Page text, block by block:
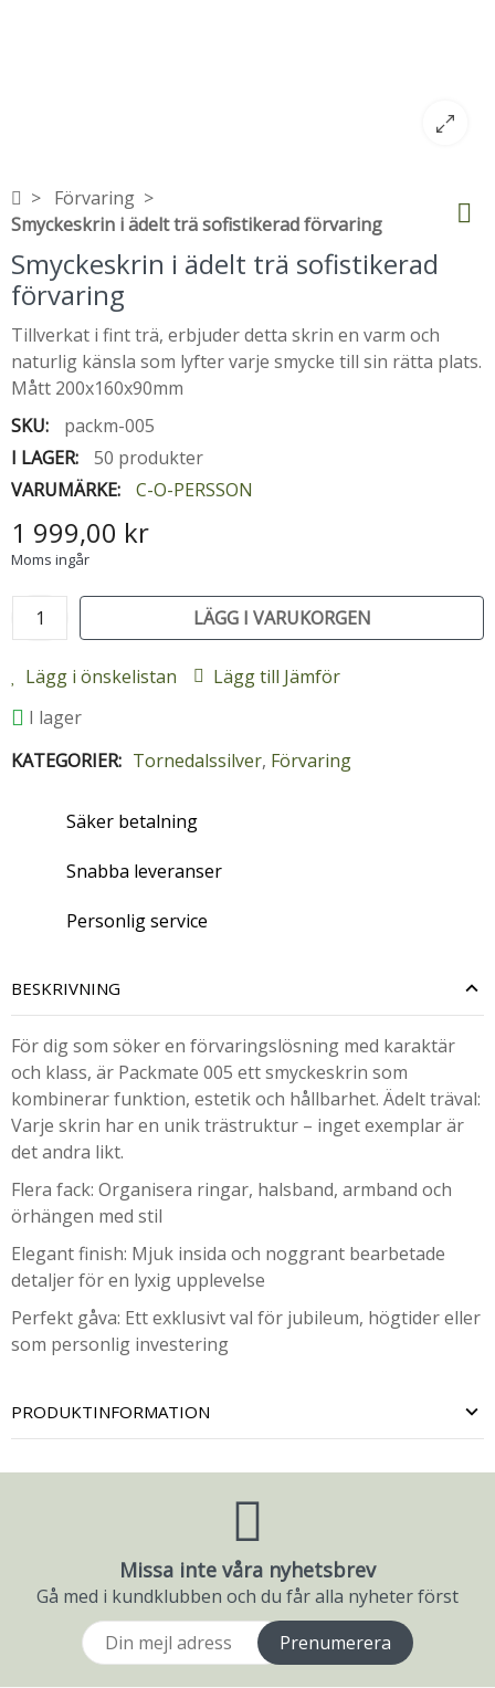
Förvaring
Smyckeskrin i ädelt trä sofistikerad förvaring
Smyckeskrin i ädelt trä sofistikerad
förvaring
Tillverkat i fint trä, erbjuder detta skrin en varm och
naturlig känsla som lyfter varje smycke till sin rätta plats.
Mått 200x160x90mm
SKU:
packm-005
I LAGER:
50 produkter
VARUMÄRKE:
C-O-PERSSON
1 999,00 kr
Moms ingår
LÄGG I VARUKORGEN
Lägg i önskelistan
Lägg till Jämför
I lager
KATEGORIER: Tornedalssilver, Förvaring
Säker betalning
Snabba leveranser
Personlig service
BESKRIVNING
För dig som söker en förvaringslösning med karaktär
och klass, är Packmate 005 ett smyckeskrin som
kombinerar funktion, estetik och hållbarhet. Ädelt träval:
Varje skrin har en unik trästruktur – inget exemplar är
det andra likt.
Flera fack: Organisera ringar, halsband, armband och
örhängen med stil
Elegant finish: Mjuk insida och noggrant bearbetade
detaljer för en lyxig upplevelse
Perfekt gåva: Ett exklusivt val för jubileum, högtider eller
som personlig investering
PRODUKTINFORMATION
Missa inte våra nyhetsbrev
Gå med i kundklubben och du får alla nyheter först
Prenumerera